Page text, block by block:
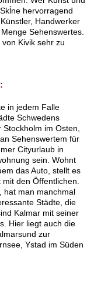
hervorragend
Handwerker
Sehenswertes.
Kivik sehr zu
in jedem Falle
Schwedens
im Osten,
Sehenswertem für
Cityurlaub in
sein. Wohnt
das Auto, stellt es
den Öffentlichen.
hat man manchmal
Städte, die
Kalmar mit seiner
Hier liegt auch die
zur
Ystad im Süden